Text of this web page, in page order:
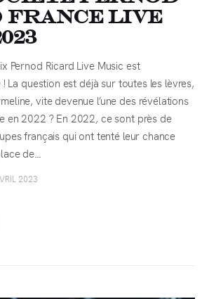
FRANCE LIVE
Pernod Ricard Live Music est
La question est déjà sur toutes les lèvres,
vite devenue l’une des révélations
en 2022 ? En 2022, ce sont près de
français qui ont tenté leur chance
de…
2023